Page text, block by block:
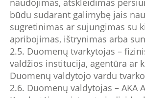
būdu sudarant galimybę jais
sugretinimas ar sujungimas su
apribojimas, ištrynimas arba
2.5. Duomenų tvarkytojas –
valdžios institucija, agentūra ar
Duomenų valdytojo vardu
2.6. Duomenų valdytojas – AKA